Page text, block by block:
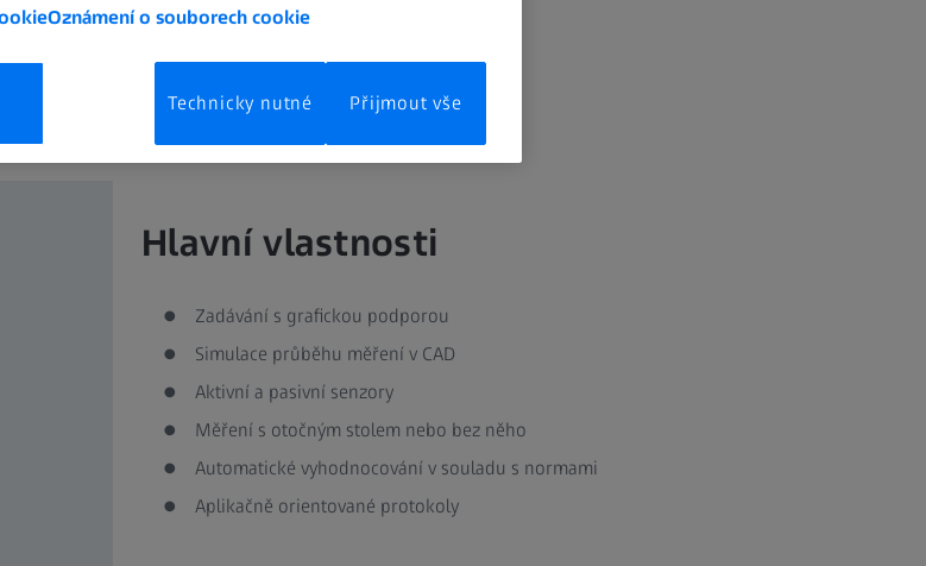
dialogům je měření pomocí GEAR
Hlavní vlastnosti
Zadávání s grafickou podporou
Simulace průběhu měření v CAD
Aktivní a pasivní senzory
Měření s otočným stolem nebo bez něho
Automatické vyhodnocování v souladu s normami
Aplikačně orientované protokoly
Oznámení o souborech cookie
Technicky nutné Přijmout vše